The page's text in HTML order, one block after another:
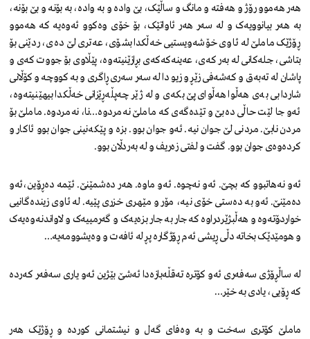
هەر هەموو رۆژ و هەفتە و مانگ و ساڵێک، بێ وادە و بە وادە، بە بۆنە و بێ بۆنە،
بە هەر بیانوویەک و لە سەر هەر ئاواتێک، بۆ خۆی وەکوو ئەوەیە کە هەموو
ڕۆژێک ماملێ لە ئاوی خۆشەویستیی خەڵکدا بشۆی، عەتری لێ دەی، ردێنی بۆ
بتاشی، جلەکانی لە بەر کەی، عەینەکەکەی بڕازێنیتەوە، پێڵاوی بۆ جووت کەی و
پاشان لە تەبەق و کەشەفی زێڕ و زیو دا لە سەر سەری ڕاگری و بە کووچە و کۆڵانی
شاردا بی بەی هەڵوا هەڵوای پێ بکەی و لە ژێر چەپڵەڕێزانی خەڵکدا بیهێنیتەوە،
ئەو جا لێت حاڵی دەبێ و تێدەگەی کە ماملێ نەمردوە…نا، نەمردوە. ماملێ بۆ
مردن نابێ. مردنی لێ جوان نیە. ئەو جوان بوو. بزە و پێکەنینی جوان بوو ئاکار و
کردەوەی جوان بوو. گفت و لفتی زەریف و لە بەردڵان بوو.
ئەو نەهاتبوو کە بچێ. ئەو نەچوە. ئەو ماوە. هەر دەشمێنێ. ئێمە دەڕۆین،ئەو
دەمێنێ. ئەو بە دەستی خۆی نیە، مۆر و مێهری خزری پێیە. لە ئاوی زیندەگانیی
خواردۆتەوە و هەڵبژێردراوە کە جار بە جار بزەیەک و گەرمییەک و لاواندنەوەیەک
و هومێدێک بخاتە دڵی ڕیشی ئەم ڕۆژگارە پڕ لە ئافەت و وەیشوومەیە…
لە ساڵڕۆژی سەفەری ئەو کۆترە تەقڵەبازەدا ئەشێ بێژین ئەو یاری سەفەر کەردە
کە ڕۆیی، یادی بە خێر…
ماملێ کۆتری سەخت و بە وەفای گەل و نیشتمانی کوردە و ڕۆژێک هەر